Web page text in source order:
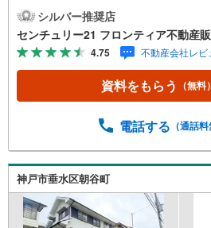
浴室乾燥機で家事をサポート
団らんの時間もゆとりがありま
になっており、開放感あふれる
と光が降り注ぎます・ロフト付
さを感じながらも、使い方次
ます 立地・伊川谷小学校ま
ファイナンシャルプランナー
んの銀行と繋がりがあるため
査が可能！4.物件のお引渡し後
ォームも弊社のリフォームプ
門家同士が連携をとっているた
います。お気軽にお問合せく
シルバー推奨店
センチュリー21 フロンティア不動産
4.75 不動産会社レビ
資料をもらう （無料）
電話する （通話料
神戸市垂水区朝谷町